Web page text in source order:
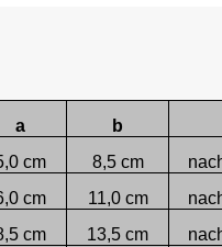
a b
cm 8,5 cm
cm 11,0 cm
cm 13,5 cm